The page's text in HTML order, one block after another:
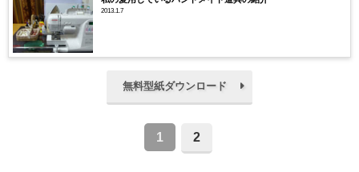
2013.1.7
無料型紙ダウンロード
1 2